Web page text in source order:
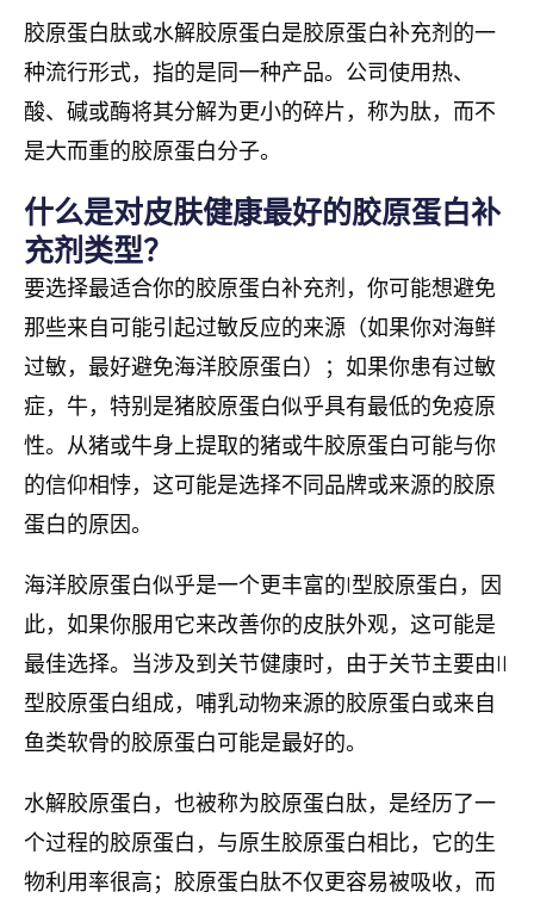
胶原蛋白肽或水解胶原蛋白是胶原蛋白补充剂的一
种流行形式，指的是同一种产品。公司使用热、
酸、碱或酶将其分解为更小的碎片，称为肽，而不
是大而重的胶原蛋白分子。
什么是对皮肤健康最好的胶原蛋白补
充剂类型？
要选择最适合你的胶原蛋白补充剂，你可能想避免
那些来自可能引起过敏反应的来源（如果你对海鲜
过敏，最好避免海洋胶原蛋白）；如果你患有过敏
症，牛，特别是猪胶原蛋白似乎具有最低的免疫原
性。从猪或牛身上提取的猪或牛胶原蛋白可能与你
的信仰相悖，这可能是选择不同品牌或来源的胶原
蛋白的原因。
海洋胶原蛋白似乎是一个更丰富的I型胶原蛋白，因
此，如果你服用它来改善你的皮肤外观，这可能是
最佳选择。当涉及到关节健康时，由于关节主要由II
型胶原蛋白组成，哺乳动物来源的胶原蛋白或来自
鱼类软骨的胶原蛋白可能是最好的。
水解胶原蛋白，也被称为胶原蛋白肽，是经历了一
个过程的胶原蛋白，与原生胶原蛋白相比，它的生
物利用率很高；胶原蛋白肽不仅更容易被吸收，而